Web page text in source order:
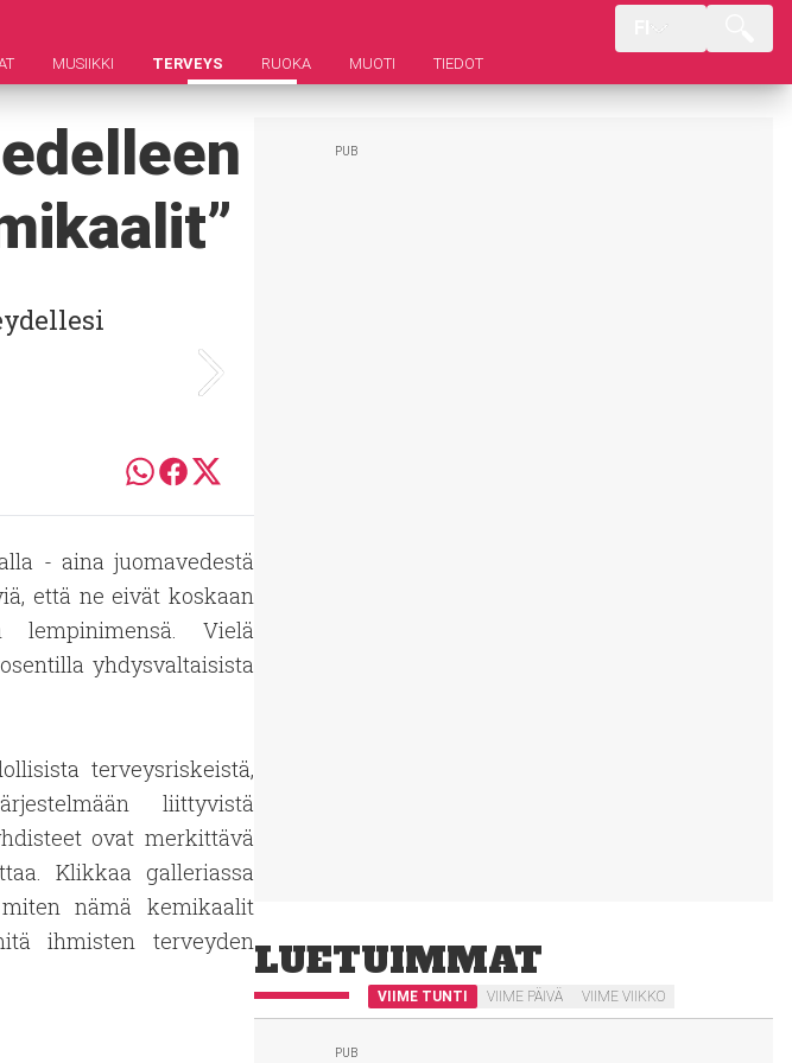
MUSIIKKI TERVEYS RUOKA MUOTI TIEDOT
- aina juomavedestä
että ne eivät koskaan
Vielä
yhdysvaltaisista
terveysriskeistä,
liittyvistä
ovat merkittävä
Klikkaa galleriassa
nämä kemikaalit
ihmisten terveydenLUETUIMMAT
VIIME TUNTI VIIME PÄIVÄ VIIME VIIKKO